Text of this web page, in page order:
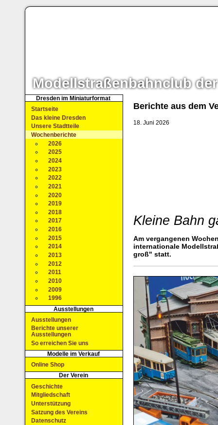
Modellstraßenbahnclub der
Berichte aus dem
18. Juni 2026
Kleine Bahn
Am vergangenen
internationale
groß" statt.
Dresden im Miniaturformat
Startseite
Das kleine Dresden
Unsere Stadtteile
Wochenberichte
2026
2025
2024
2023
2022
2021
2020
2019
2018
2017
2016
2015
2014
2013
2012
2011
2010
2009
1996
Ausstellungen
Ausstellungen
Berichte unserer
Ausstellungen
So erreichen Sie uns
Modelle im Verkauf
Online Shop
Der Verein
Geschichte
Mitgliedschaft
Unterstützung
Satzung des Vereins
Datenschutz